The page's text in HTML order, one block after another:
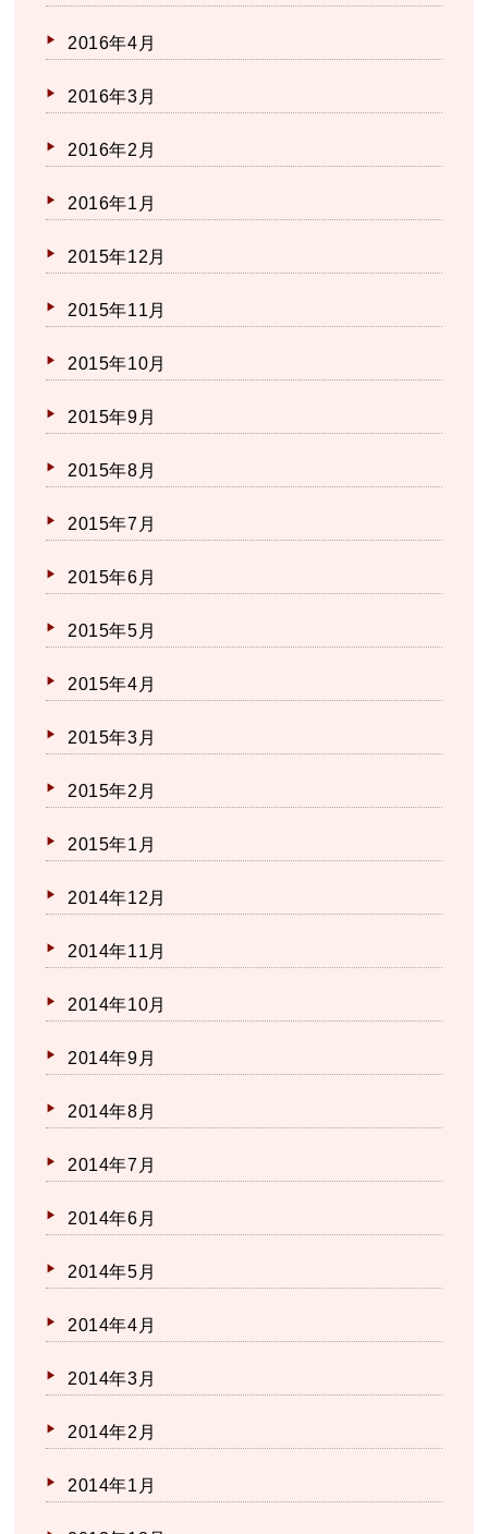
2016年4月
2016年3月
2016年2月
2016年1月
2015年12月
2015年11月
2015年10月
2015年9月
2015年8月
2015年7月
2015年6月
2015年5月
2015年4月
2015年3月
2015年2月
2015年1月
2014年12月
2014年11月
2014年10月
2014年9月
2014年8月
2014年7月
2014年6月
2014年5月
2014年4月
2014年3月
2014年2月
2014年1月